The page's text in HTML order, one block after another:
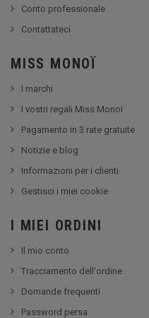
Conto professionale
Contattateci
MISS MONOÏ
I marchi
I vostri regali Miss Monoï
Pagamento in 3 rate gratuite
Notizie e blog
Informazioni per i clienti
Gestisci i miei cookie
I MIEI ORDINI
Il mio conto
Tracciamento dell'ordine
Domande frequenti
Password persa